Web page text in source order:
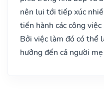
nên lui tới tiếp xúc
tiến hành các công
Bởi việc làm đó có thể
hưởng đến cả người